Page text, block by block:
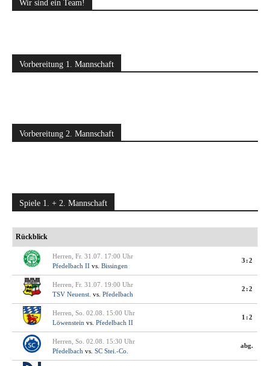
Wir sind ein Team!
Vorbereitung 1. Mannschaft
Vorbereitung 2. Mannschaft
Spiele 1. + 2. Mannschaft
Rückblick
Herren, Fr. 31.07. 17:00 Uhr
Pfedelbach II vs. Bissingen
3:2
Herren, Fr. 31.07. 19:00 Uhr
TSV Neuenst. vs. Pfedelbach
2:2
Herren, So. 02.08. 15:00 Uhr
Löwenstein vs. Pfedelbach II
1:2
Herren, So. 02.08. 15:30 Uhr
Pfedelbach vs. SC Stei.-Co.
abg.